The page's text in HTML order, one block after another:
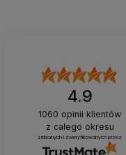
4.9
1060 opinii klientów
z całego okresu
zebranych i zweryfikowanych przez